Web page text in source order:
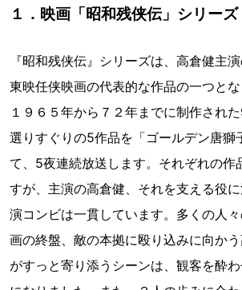
１．映画「昭和残侠伝」シリーズ
『昭和残侠伝』シリーズは、高倉健主
東映任侠映画の代表的な作品の一つとな
１９６５年から７２年までに制作された
選りすぐりの5作品を「ゴールデン唐獅
て、5夜連続放送します。それぞれの作
すが、主演の高倉健、それを支える役
演コンビは一貫しています。多くの人
画の終盤、敵の本拠に殴り込みに向か
がすっと寄り添うシーンは、観客を酔